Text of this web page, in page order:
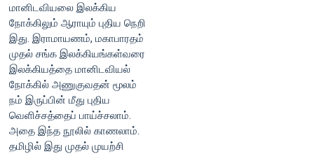
மானிடவியலை இலக்கிய
நோக்கிலும் ஆராயும் புதிய நெறி
இது. இராமாயணம், மகாபாரதம்
முதல் சங்க இலக்கியங்கள்வரை
இலக்கியத்தை மானிடவியல்
நோக்கில் அணுகுவதன் மூலம்
நம் இருப்பின் மீது புதிய
வெளிச்சத்தைப் பாய்ச்சலாம்.
அதை இந்த நூலில் காணலாம்.
தமிழில் இது முதல் முயற்சி